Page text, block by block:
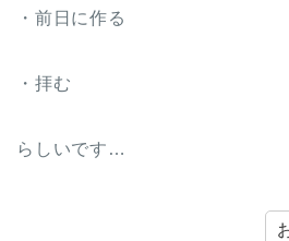
・前日に作る
・拝む
らしいです…